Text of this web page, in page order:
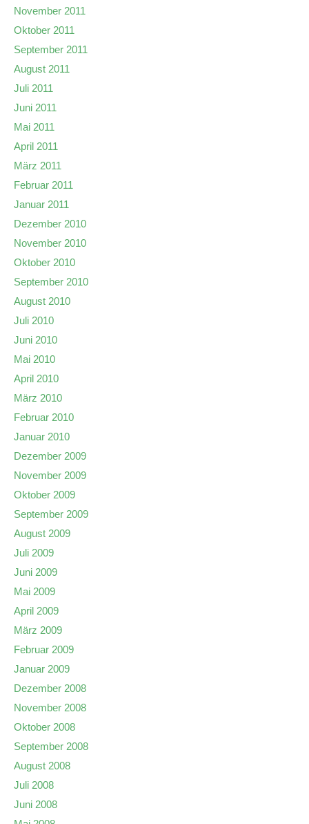
November 2011
Oktober 2011
September 2011
August 2011
Juli 2011
Juni 2011
Mai 2011
April 2011
März 2011
Februar 2011
Januar 2011
Dezember 2010
November 2010
Oktober 2010
September 2010
August 2010
Juli 2010
Juni 2010
Mai 2010
April 2010
März 2010
Februar 2010
Januar 2010
Dezember 2009
November 2009
Oktober 2009
September 2009
August 2009
Juli 2009
Juni 2009
Mai 2009
April 2009
März 2009
Februar 2009
Januar 2009
Dezember 2008
November 2008
Oktober 2008
September 2008
August 2008
Juli 2008
Juni 2008